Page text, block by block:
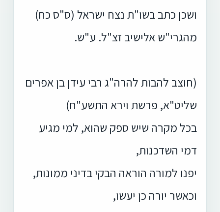
ושכן כתב בשו"ת נצח ישראל (ס"ס כח)
מהגרי"ש אלישיב זצ"ל. ע"ש.
(חוצב להבות להרה"ג רבי עידן בן אפרים
שליט"א, פרשת וירא התשע"ח)
בכל מקרה שיש ספק שהוא, למי מגיע
דמי השדכנות,
יפנו למורה הוראה הבקי בדיני ממונות,
וכאשר יורה כן יעשו,